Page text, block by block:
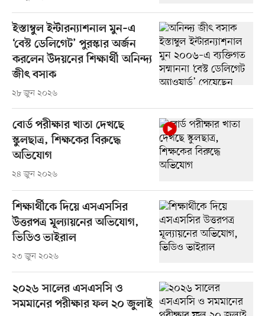
ইস্তাম্বুল ইন্টারন্যাশনাল মুন–এ
‘বেস্ট ডেলিগেট’ পুরস্কার অর্জন
করলেন উদয়নের শিক্ষার্থী অনিন্দ্য
জীৎ বসাক
২৮ জুন ২০২৬
বোর্ড পরীক্ষার খাতা দেখছে
স্কুলছাত্র, শিক্ষকের বিরুদ্ধে
অভিযোগ
২৪ জুন ২০২৬
শিক্ষার্থীকে দিয়ে এসএসসির
উত্তরপত্র মূল্যায়নের অভিযোগ,
ভিডিও ভাইরাল
২৩ জুন ২০২৬
২০২৬ সালের এসএসসি ও
সমমানের পরীক্ষার ফল ২০ জুলাই